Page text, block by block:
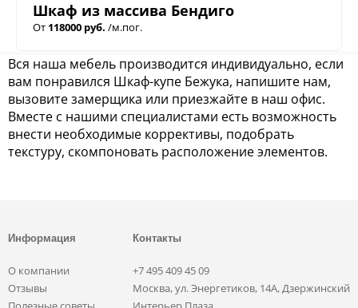
Шкаф из массива Бендиго
От 118000 руб. /м.пог.
Вся наша мебель производится индивидуально, если
вам понравился Шкаф-купе Бежука, напишите нам,
вызовите замерщика или приезжайте в наш офис.
Вместе с нашими специалистами есть возможность
внести необходимые коррективы, подобрать
текстуру, скомпоновать расположение элементов.
Информация
О компании
Отзывы
Контакты
+7 495 409 45 09
Москва, ул. Энергетиков, 14А, Дзержинский